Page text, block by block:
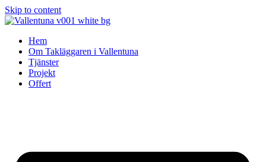
Skip to content
Hem
Om Takläggaren i Vallentuna
Tjänster
Projekt
Offert